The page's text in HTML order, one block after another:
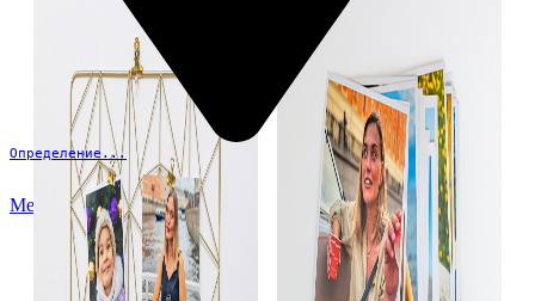
Определение...
Меню